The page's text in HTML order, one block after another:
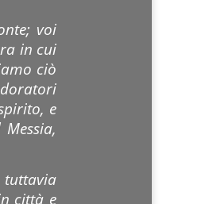
voi
in cui
ciò
e
tuttavia
città e